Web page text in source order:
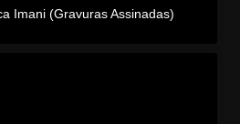
Imani (Gravuras Assinadas)